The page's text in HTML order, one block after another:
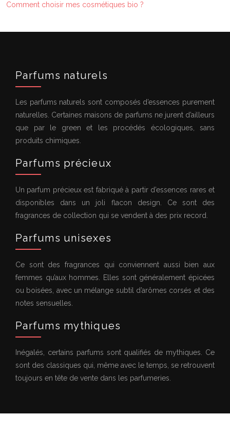
Comment choisir mes cosmétiques bio ?
Parfums naturels
Les parfums naturels sont composés d’essences purement
naturelles. Certaines maisons de parfums ne jurent d’ailleurs
que par le green et les procédés écologiques, sans
produits chimiques.
Parfums précieux
Un parfum précieux est fabriqué à partir d’essences rares et
disponibles dans un joli flacon design. Ce sont des
fragrances de collection qui se vendent à des prix record.
Parfums unisexes
Ce sont des fragrances qui conviennent aussi bien aux
femmes qu’aux hommes. Elles sont généralement épicées
ou boisées, avec un mélange subtil d’arômes corsés et des
notes sensuelles.
Parfums mythiques
Inégalés, certains parfums sont qualifiés de mythiques. Ce
sont des classiques qui, même avec le temps, se retrouvent
toujours en tête de vente dans les parfumeries.